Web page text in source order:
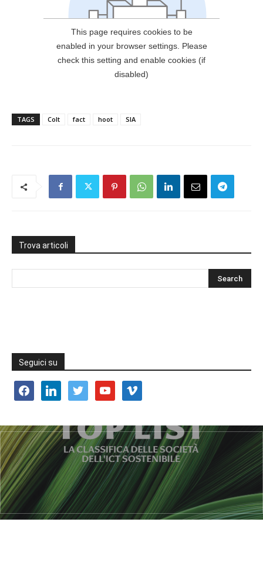
TAGS Colt fact hoot SIA
Trova articoli
Seguici su
facebooklinkedin twitter youtube vimeo